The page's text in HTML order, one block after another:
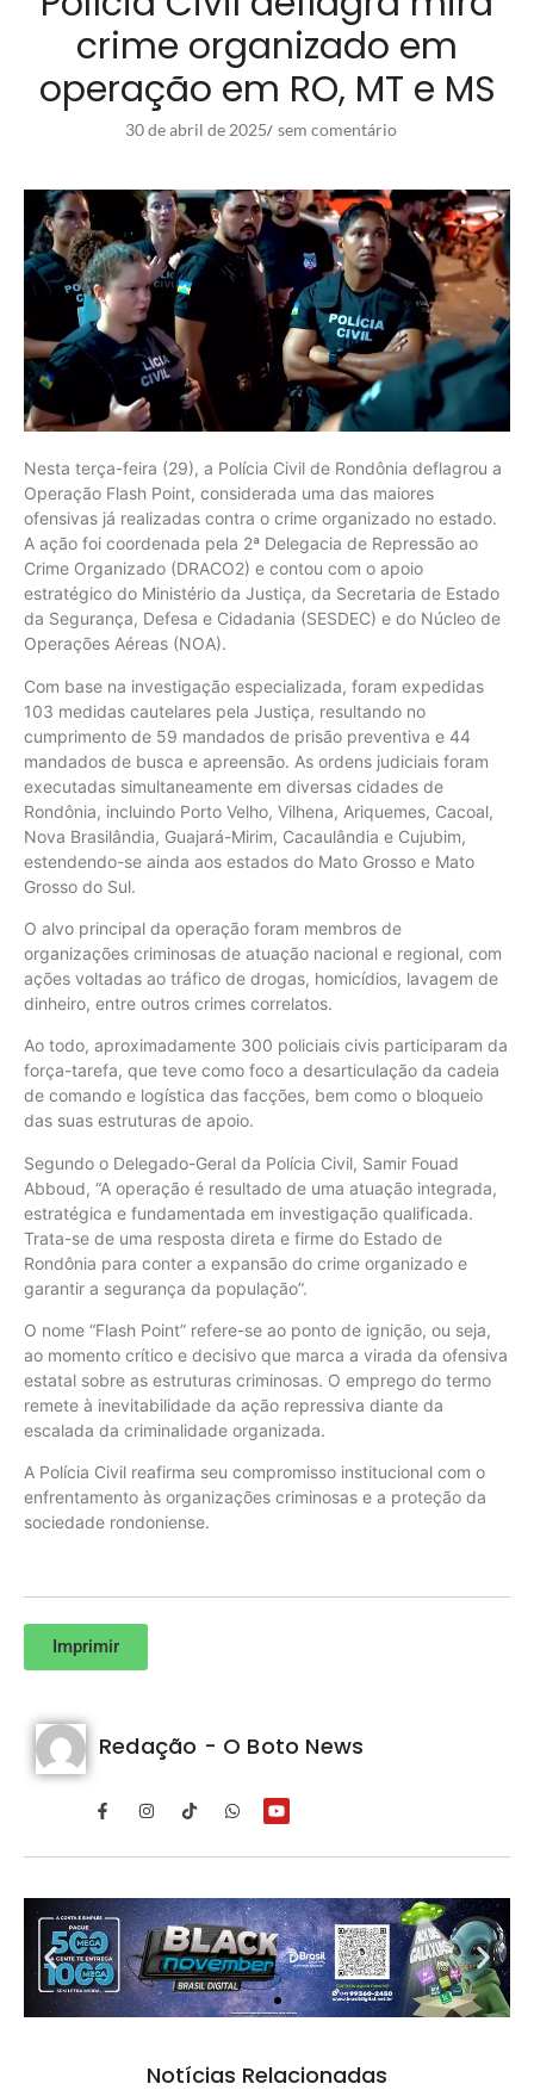
crime organizado em
operação em RO, MT e MS
30 de abril de 2025/ sem comentário
Nesta terça-feira (29), a Polícia Civil de Rondônia deflagrou a
Operação Flash Point, considerada uma das maiores
ofensivas já realizadas contra o crime organizado no estado.
A ação foi coordenada pela 2ª Delegacia de Repressão ao
Crime Organizado (DRACO2) e contou com o apoio
estratégico do Ministério da Justiça, da Secretaria de Estado
da Segurança, Defesa e Cidadania (SESDEC) e do Núcleo de
Operações Aéreas (NOA).
Com base na investigação especializada, foram expedidas
103 medidas cautelares pela Justiça, resultando no
cumprimento de 59 mandados de prisão preventiva e 44
mandados de busca e apreensão. As ordens judiciais foram
executadas simultaneamente em diversas cidades de
Rondônia, incluindo Porto Velho, Vilhena, Ariquemes, Cacoal,
Nova Brasilândia, Guajará-Mirim, Cacaulândia e Cujubim,
estendendo-se ainda aos estados do Mato Grosso e Mato
Grosso do Sul.
O alvo principal da operação foram membros de
organizações criminosas de atuação nacional e regional, com
ações voltadas ao tráfico de drogas, homicídios, lavagem de
dinheiro, entre outros crimes correlatos.
Ao todo, aproximadamente 300 policiais civis participaram da
força-tarefa, que teve como foco a desarticulação da cadeia
de comando e logística das facções, bem como o bloqueio
das suas estruturas de apoio.
Segundo o Delegado-Geral da Polícia Civil, Samir Fouad
Abboud, “A operação é resultado de uma atuação integrada,
estratégica e fundamentada em investigação qualificada.
Trata-se de uma resposta direta e firme do Estado de
Rondônia para conter a expansão do crime organizado e
garantir a segurança da população”.
O nome “Flash Point” refere-se ao ponto de ignição, ou seja,
ao momento crítico e decisivo que marca a virada da ofensiva
estatal sobre as estruturas criminosas. O emprego do termo
remete à inevitabilidade da ação repressiva diante da
escalada da criminalidade organizada.
A Polícia Civil reafirma seu compromisso institucional com o
enfrentamento às organizações criminosas e a proteção da
sociedade rondoniense.
Imprimir
Redação - O Boto News
Notícias Relacionadas